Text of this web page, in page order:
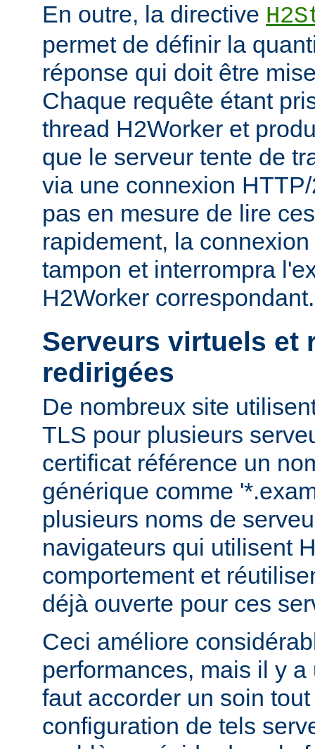
En outre, la directive
permet de définir la
réponse qui doit être
Chaque requête étant
thread H2Worker et
que le serveur tente de
via une connexion
pas en mesure de lire
rapidement, la
tampon et interrompra
H2Worker correspondant.
Serveurs virtuels et
redirigées
De nombreux site
TLS pour plusieurs
certificat référence un
générique comme
plusieurs noms de
navigateurs qui utilisent
comportement et
déjà ouverte pour ces
Ceci améliore
performances, mais il y
faut accorder un soin
configuration de tels